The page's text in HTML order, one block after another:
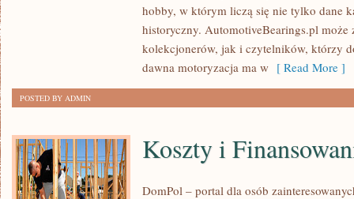
hobby, w którym liczą się nie tylko dane
historyczny. AutomotiveBearings.pl może
kolekcjonerów, jak i czytelników, którzy
dawna motoryzacja ma w [ Read More ]
POSTED BY ADMIN
Koszty i
DomPol – portal dla osób